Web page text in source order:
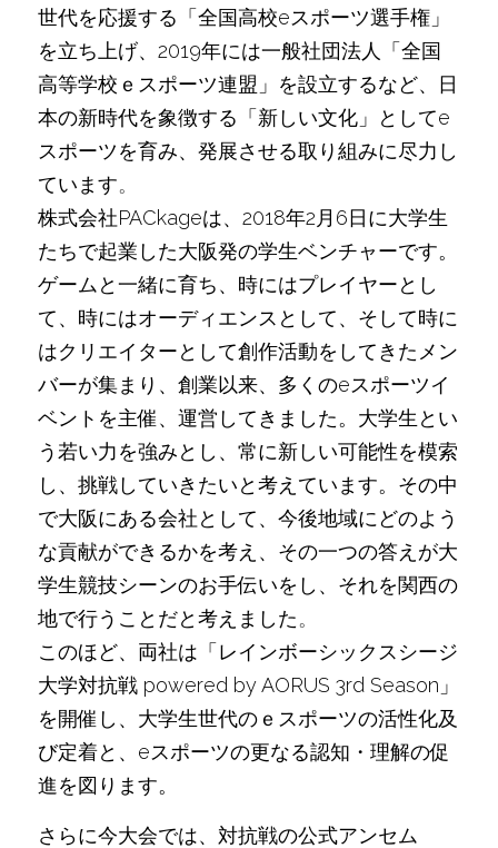
世代を応援する「全国高校eスポーツ選手権」
を立ち上げ、2019年には一般社団法人「全国
高等学校ｅスポーツ連盟」を設立するなど、日
本の新時代を象徴する「新しい文化」としてe
スポーツを育み、発展させる取り組みに尽力し
ています。
株式会社PACkageは、2018年2⽉6⽇に大学生
たちで起業した大阪発の学生ベンチャーです。
ゲームと一緒に育ち、時にはプレイヤーとし
て、時にはオーディエンスとして、そして時に
はクリエイターとして創作活動をしてきたメン
バーが集まり、創業以来、多くのeスポーツイ
ベントを主催、運営してきました。大学生とい
う若い力を強みとし、常に新しい可能性を模索
し、挑戦していきたいと考えています。その中
で大阪にある会社として、今後地域にどのよう
な貢献ができるかを考え、その一つの答えが大
学生競技シーンのお手伝いをし、それを関西の
地で行うことだと考えました。
このほど、両社は「レインボーシックスシージ
⼤学対抗戦 powered by AORUS 3rd Season」
を開催し、大学生世代のｅスポーツの活性化及
び定着と、eスポーツの更なる認知・理解の促
進を図ります。
さらに今大会では、対抗戦の公式アンセム